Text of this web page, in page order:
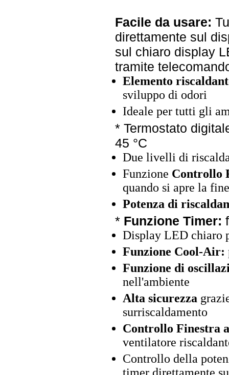
Facile da usare:
direttamente sul
sul chiaro display
tramite
Elemento
sviluppo di odori
Ideale per tutti gli
* Termostato
45 °C
Due livelli di
Funzione Controllo
quando si apre la
Potenza di
* Funzione Timer:
Display LED chiaro
Funzione Cool-Air:
Funzione di
nell'ambiente
Alta sicurezza
surriscaldamento
Controllo Finestra
ventilatore
Controllo della